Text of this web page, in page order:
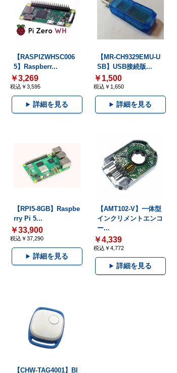
【RASPIZWHSC006
5】Raspberr...
￥3,269
税込￥3,595
詳細を見る
【MR-CH9329EMU-U
SB】USB接続版...
￥1,500
税込￥1,650
詳細を見る
【RPI5-8GB】Raspbe
rry Pi 5...
￥33,900
税込￥37,290
詳細を見る
【AMT102-V】一体型
インクリメントエンコ
ー...
￥4,339
税込￥4,772
詳細を見る
【CHW-TAG4001】Bl